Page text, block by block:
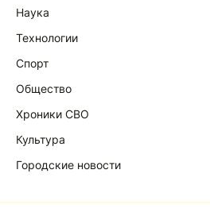
Наука
Технологии
Спорт
Общество
Хроники СВО
Культура
Городские новости